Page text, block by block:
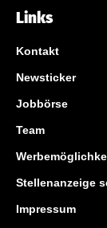
Links
Kontakt
Newsticker
Jobbörse
Team
Stellenanzeige
Impressum